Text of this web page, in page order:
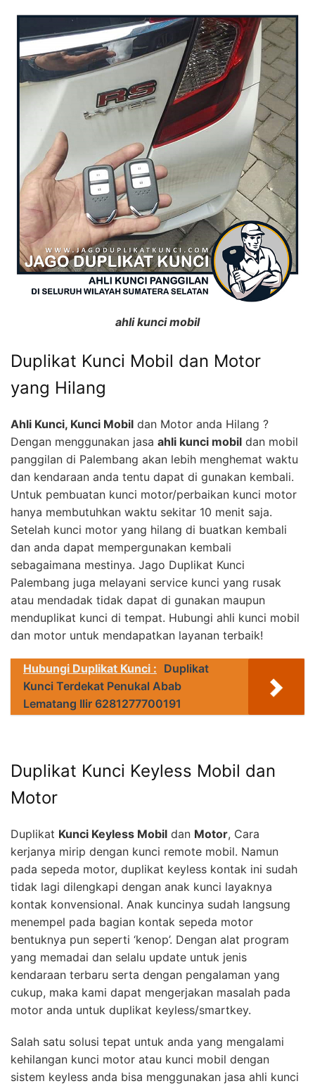
ahli kunci mobil
Duplikat Kunci Mobil dan Motor
yang Hilang
Ahli Kunci, Kunci Mobil dan Motor anda Hilang ?
Dengan menggunakan jasa ahli kunci mobil dan mobil
panggilan di Palembang akan lebih menghemat waktu
dan kendaraan anda tentu dapat di gunakan kembali.
Untuk pembuatan kunci motor/perbaikan kunci motor
hanya membutuhkan waktu sekitar 10 menit saja.
Setelah kunci motor yang hilang di buatkan kembali
dan anda dapat mempergunakan kembali
sebagaimana mestinya. Jago Duplikat Kunci
Palembang juga melayani service kunci yang rusak
atau mendadak tidak dapat di gunakan maupun
menduplikat kunci di tempat. Hubungi ahli kunci mobil
dan motor untuk mendapatkan layanan terbaik!
Hubungi Duplikat Kunci : Duplikat
Kunci Terdekat Penukal Abab
Lematang Ilir 6281277700191
Duplikat Kunci Keyless Mobil dan
Motor
Duplikat Kunci Keyless Mobil dan Motor, Cara
kerjanya mirip dengan kunci remote mobil. Namun
pada sepeda motor, duplikat keyless kontak ini sudah
tidak lagi dilengkapi dengan anak kunci layaknya
kontak konvensional. Anak kuncinya sudah langsung
menempel pada bagian kontak sepeda motor
bentuknya pun seperti ‘kenop’. Dengan alat program
yang memadai dan selalu update untuk jenis
kendaraan terbaru serta dengan pengalaman yang
cukup, maka kami dapat mengerjakan masalah pada
motor anda untuk duplikat keyless/smartkey.
Salah satu solusi tepat untuk anda yang mengalami
kehilangan kunci motor atau kunci mobil dengan
sistem keyless anda bisa menggunakan jasa ahli kunci